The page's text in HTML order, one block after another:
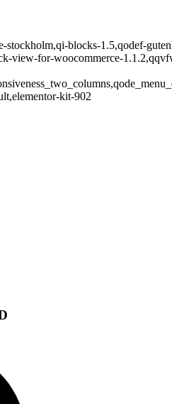
blocks-1.5,qodef-
view-for-woocommerce-
kit-902